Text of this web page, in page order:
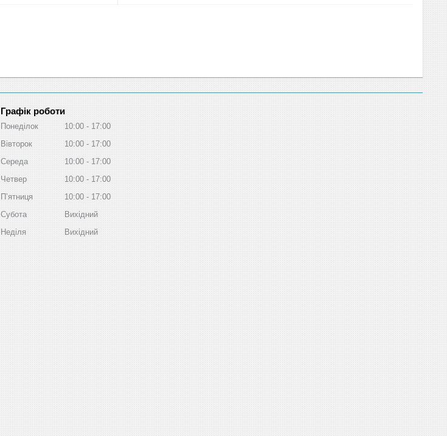
Графік роботи
Понеділок 10:00
17:00
Вівторок
10:00
17:00
Середа
10:00
17:00
Четвер
10:00
17:00
Пʼятниця
10:00
17:00
Субота
Вихідний
Неділя
Вихідний